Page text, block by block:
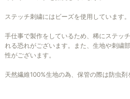
ステッチ刺繍にはビーズを使用しています。
手仕事で製作をしているため、稀にステッ
れる恐れがございます。また、生地や刺繍
性がございます。
天然繊維100%生地の為、保管の際は防虫剤